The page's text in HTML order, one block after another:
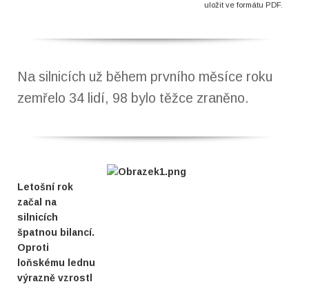
uložit ve formátu PDF.
Na silnicích už během prvního měsíce roku
zemřelo 34 lidí, 98 bylo těžce zraněno.
Letošní rok
začal na
silnicích
špatnou bilancí.
Oproti
loňskému lednu
výrazně vzrostl